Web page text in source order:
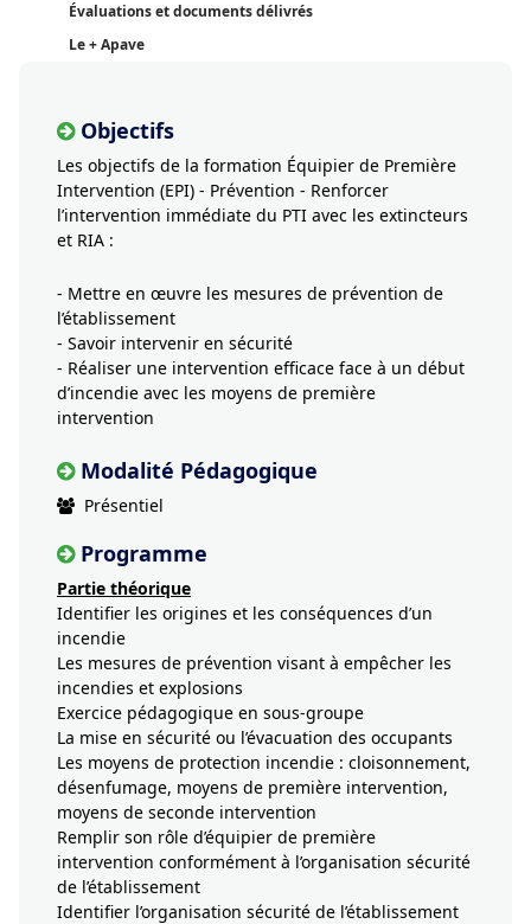
Évaluations et documents délivrés
Le + Apave
Objectifs
Les objectifs de la formation Équipier de Première
Intervention (EPI) - Prévention - Renforcer
l’intervention immédiate du PTI avec les extincteurs
et RIA :
- Mettre en œuvre les mesures de prévention de
l’établissement
- Savoir intervenir en sécurité
- Réaliser une intervention efficace face à un début
d’incendie avec les moyens de première
intervention
Modalité Pédagogique
Présentiel
Programme
Partie théorique
Identifier les origines et les conséquences d’un
incendie
Les mesures de prévention visant à empêcher les
incendies et explosions
Exercice pédagogique en sous-groupe
La mise en sécurité ou l’évacuation des occupants
Les moyens de protection incendie : cloisonnement,
désenfumage, moyens de première intervention,
moyens de seconde intervention
Remplir son rôle d’équipier de première
intervention conformément à l’organisation sécurité
de l’établissement
Identifier l’organisation sécurité de l’établissement